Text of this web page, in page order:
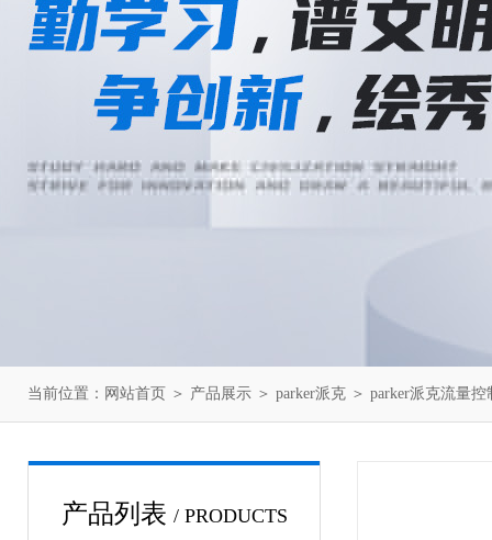
当前位置： 网站首页 ＞ 产品展示 ＞ parker派克 ＞ parker派克流量控
产品列表 / PRODUCTS